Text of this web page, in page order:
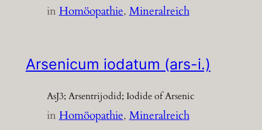
inHomöopathie, Mineralreich
Arsenicum iodatum (ars-i.)
AsJ3; Arsentrijodid; Iodide of Arsenic
inHomöopathie, Mineralreich